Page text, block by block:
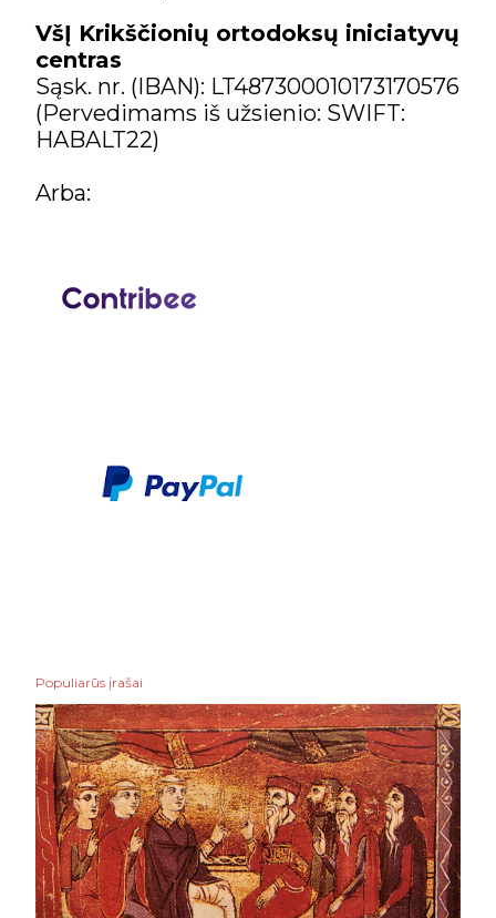
VšĮ Krikščionių ortodoksų iniciatyvų
centras
Sąsk. nr. (IBAN): LT487300010173170576
(Pervedimams iš užsienio: SWIFT:
HABALT22)
Arba:
Populiarūs įrašai